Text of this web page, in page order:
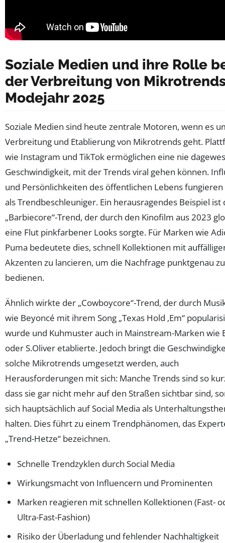
Soziale Medien und ihre Rolle
der Verbreitung von
Modejahr 2025
Soziale Medien sind heute zentrale Motoren, wenn es
Verbreitung und Etablierung von Mikrotrends geht.
wie Instagram und TikTok ermöglichen eine nie
Geschwindigkeit, mit der Trends viral gehen können.
und Persönlichkeiten des öffentlichen Lebens fungieren
als Trendbeschleuniger. Ein herausragendes Beispiel ist
„Barbiecore“-Trend, der durch den Kinofilm aus 2023
eine Flut pinkfarbener Looks sorgte. Für Marken wie
Puma bedeutete dies, schnell Kollektionen mit
Akzenten zu lancieren, um die Nachfrage punktgenau zu
bedienen.
Ähnlich wirkte der „Cowboycore“-Trend, der durch
wie Beyoncé mit ihrem Song „Texas Hold ‚Em“
wurde und Kuhmuster auch in Mainstream-Marken wie
oder S.Oliver etablierte. Jedoch bringt die
solche Mikrotrends umgesetzt werden, auch
Herausforderungen mit sich: Manche Trends sind so
dass sie gar nicht mehr auf den Straßen sichtbar sind,
sich hauptsächlich auf Social Media als
halten. Dies führt zu einem Trendphänomen, das
„Trend-Hetze“ bezeichnen.
Schnelle Trendzyklen durch Social Media
Wirkungsmacht von Influencern und Prominenten
Marken reagieren mit schnellen Kollektionen (Fast-
Ultra-Fast-Fashion)
Risiko der Überladung und fehlender Nachhaltigkeit